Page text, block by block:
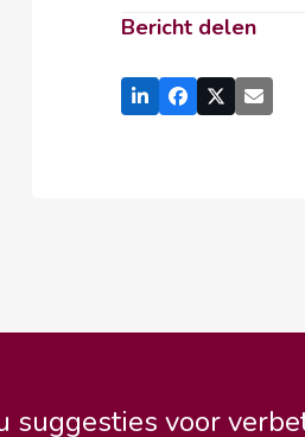
Bericht delen
suggesties voor